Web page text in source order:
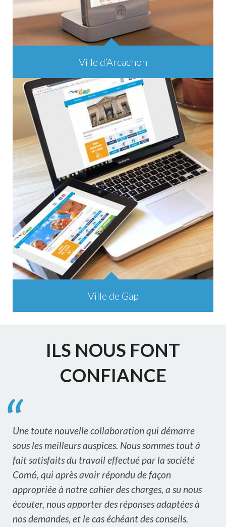
Ville d’Arcachon
Ville de Gap
ILS NOUS FONT
CONFIANCE
Une toute nouvelle collaboration qui démarre
sous les meilleurs auspices. Nous sommes tout à
fait satisfaits du travail effectué par la société
Com6, qui après avoir répondu de façon
appropriée à notre cahier des charges, a su nous
écouter, nous apporter des réponses adaptées à
nos demandes, et le cas échéant des conseils.